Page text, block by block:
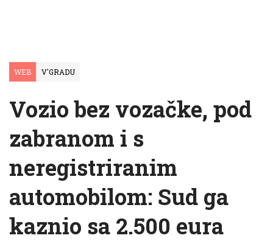
WEB V'GRADU
Vozio bez vozačke, pod
zabranom i s
neregistriranim
automobilom: Sud ga
kaznio sa 2.500 eura